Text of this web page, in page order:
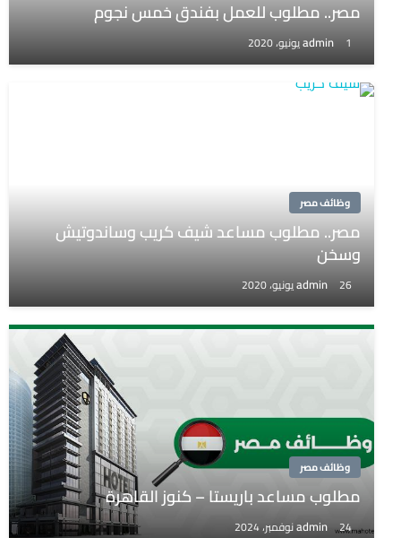
مصر.. مطلوب للعمل بفندق خمس نجوم
admin 1 يونيو، 2020
وظائف مصر
مصر.. مطلوب مساعد شيف كريب وساندوتيش
وسخن
admin 26 يونيو، 2020
وظائف مصر
مطلوب مساعد باريستا – كنوز القاهرة
admin 24 نوفمبر، 2024